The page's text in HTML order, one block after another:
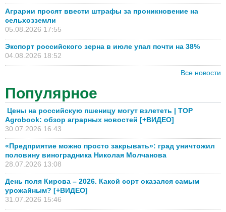
Аграрии просят ввести штрафы за проникновение на
сельхозземли
05.08.2026 17:55
Экспорт российского зерна в июле упал почти на 38%
04.08.2026 18:52
Все новости
Популярное
Цены на российскую пшеницу могут взлететь | TOP
Agrobook: обзор аграрных новостей [+ВИДЕО]
30.07.2026 16:43
«Предприятие можно просто закрывать»: град уничтожил
половину виноградника Николая Молчанова
28.07.2026 13:08
День поля Кирова – 2026. Какой сорт оказался самым
урожайным? [+ВИДЕО]
31.07.2026 15:46